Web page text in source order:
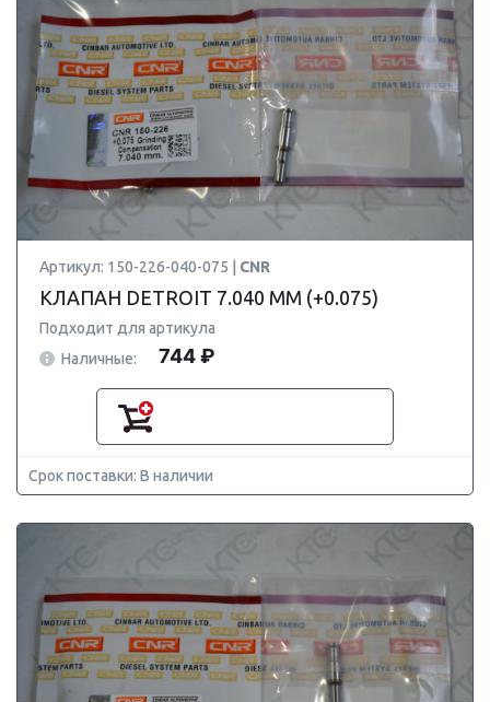
Артикул: 150-226-040-075 | CNR
КЛАПАН DETROIT 7.040 ММ (+0.075)
Подходит для артикула
Наличные:
744 ₽
Срок поставки: В наличии